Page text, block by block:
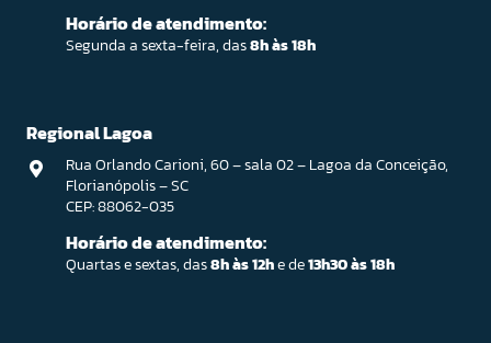
Horário de atendimento:
Segunda a sexta-feira, das8h às 18h
Regional Lagoa
Rua Orlando Carioni, 60 – sala 02 – Lagoa da Conceição,
Florianópolis – SC
CEP: 88062-035
Horário de atendimento:
Quartas e sextas, das8h às 12he de13h30 às 18h